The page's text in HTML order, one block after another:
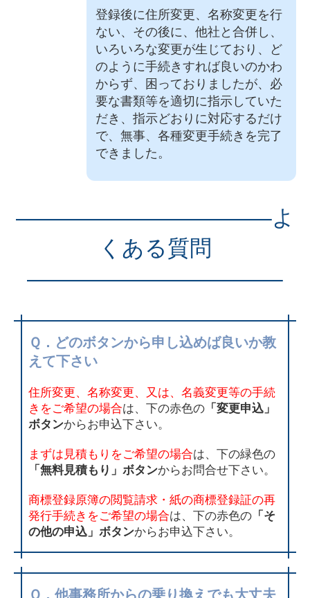
登録後に住所変更、名称変更を行
ない、その後に、他社と合併し、
いろいろな変更が生じており、ど
のように手続きすれば良いのかわ
からず、困っておりましたが、必
要な書類等を適切に指示していた
だき、指示どおりに対応するだけ
で、無事、各種変更手続きを完了
できました。
———————————–よ
くある質問
———————————–
Ｑ．どのボタンから申し込めば良いか教
えて下さい
住所変更、名称変更、又は、名義変更等の手続
きをご希望の場合は、下の赤色の 「変更申込」
ボタンからお申込下さい。
まずは見積もりをご希望の場合は、下の緑色の
「無料見積もり」ボタンからお問合せ下さい。
商標登録原簿の閲覧請求・紙の商標登録証の再
発行手続きをご希望の場合は、下の赤色の 「そ
の他の申込」ボタンからお申込下さい。
Ｑ．他事務所からの乗り換えでも大丈夫